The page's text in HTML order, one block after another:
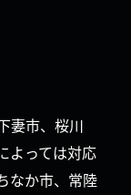
妻市、桜川
よっては対応
なか市、常陸